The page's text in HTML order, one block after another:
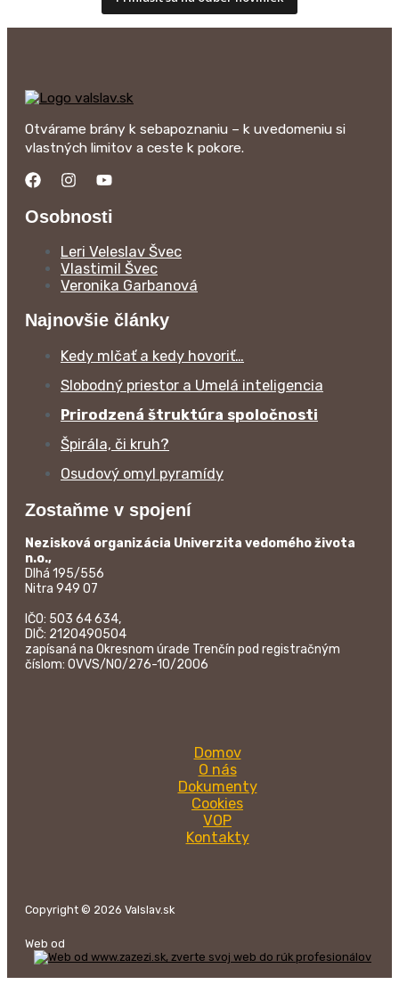
Otvárame brány k sebapoznaniu – k uvedomeniu si
vlastných limitov a ceste k pokore.
Osobnosti
Leri Veleslav Švec
Vlastimil Švec
Veronika Garbanová
Najnovšie články
Kedy mlčať a kedy hovoriť…
Slobodný priestor a Umelá inteligencia
Prirodzená štruktúra spoločnosti
Špirála, či kruh?
Osudový omyl pyramídy
Zostaňme v spojení
Nezisková organizácia Univerzita vedomého života
n.o.,
Dlhá 195/556
Nitra 949 07
IČO: 503 64 634,
DIČ: 2120490504
zapísaná na Okresnom úrade Trenčín pod registračným
číslom: OVVS/NO/276-10/2006
Domov
O nás
Dokumenty
Cookies
VOP
Kontakty
Copyright © 2026 Valslav.sk
Web od